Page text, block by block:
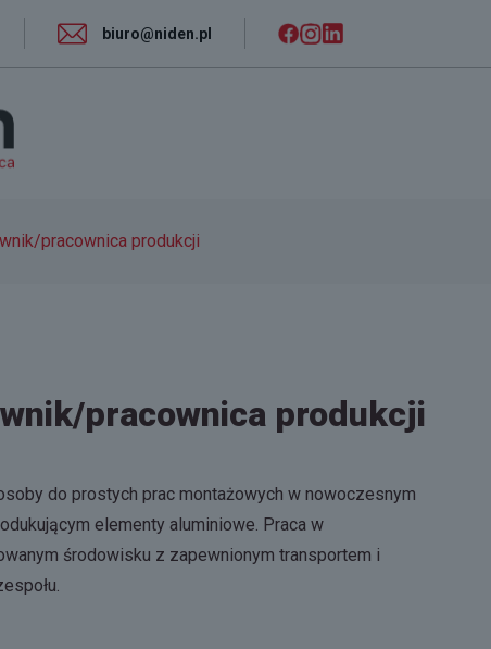
biuro@niden.pl
pracownica produkcji
pracownica produkcji
do prostych prac montażowych w nowoczesnym
elementy aluminiowe. Praca w
środowisku z zapewnionym transportem i